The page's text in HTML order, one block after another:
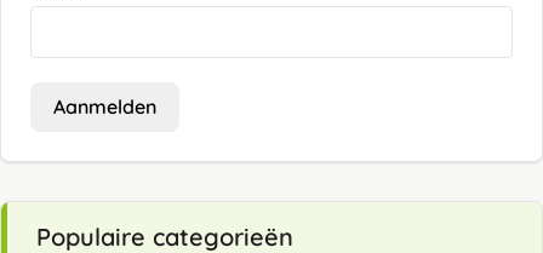
Aanmelden
Populaire categorieën